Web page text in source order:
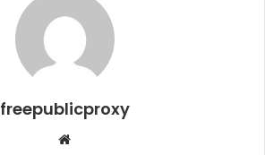
freepublicproxy
Web